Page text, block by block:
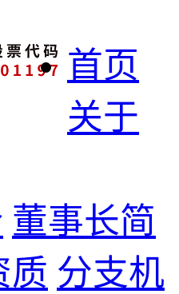
首页
关于
董事长简
质 分支机